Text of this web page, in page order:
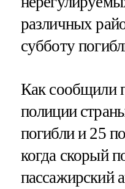
различных
субботу
Как сообщили
полиции
погибли и 25
когда скорый
пассажирский